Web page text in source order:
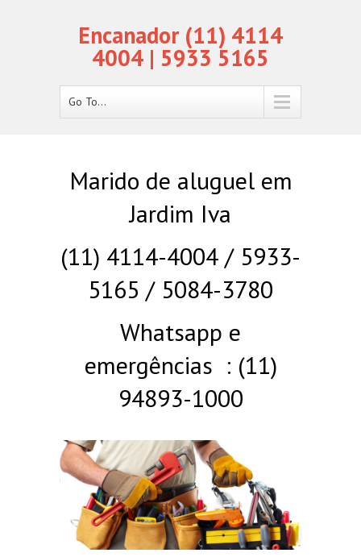
Encanador (11) 4114
4004 | 5933 5165
Go To...
Marido de aluguel em
Jardim Iva
(11) 4114-4004 / 5933-
5165 / 5084-3780
Whatsapp e
emergências : (11)
94893-1000